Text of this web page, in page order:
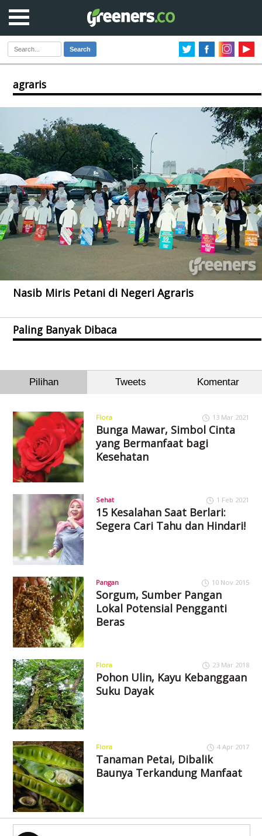
Search
agraris
Nasib Miris Petani di Negeri Agraris
Paling Banyak Dibaca
Pilihan Tweets Komentar
Flora 13 Mar 2021
Bunga Mawar, Simbol Cinta
yang Bermanfaat bagi
Kesehatan
Sehat 1 Feb 2021
15 Kesalahan Saat Berlari:
Segera Cari Tahu dan Hindari!
Pangan 10 Nov 2015
Sorgum, Sumber Pangan
Lokal Potensial Pengganti
Beras
Flora 23 Mar 2018
Pohon Ulin, Kayu Kebanggaan
Suku Dayak
Flora 4 Apr 2017
Tanaman Petai, Dibalik
Baunya Terkandung Manfaat